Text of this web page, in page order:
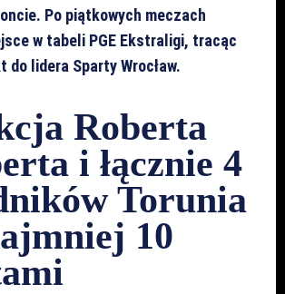
Po piątkowych meczach
w tabeli PGE Ekstraligi, tracąc
do lidera Sparty Wrocław.
Roberta
i łącznie 4
Torunia
10